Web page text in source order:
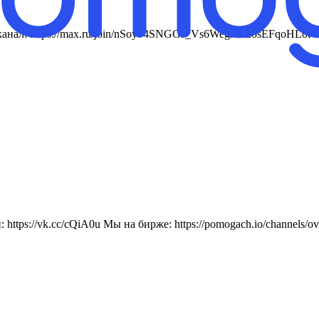
https://max.ru/join/
vk.cc/cQiA0u Мы на бирже: https://pomogach.io/channels/